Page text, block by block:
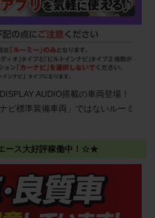
AUDIO搭載の車両登場！
ビ標準装備車両」ではないルーミ
ース大好評稼働中！☆★